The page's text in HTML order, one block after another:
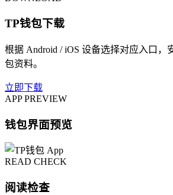
TP钱包下载
根据 Android / iOS 设备选择对应入口，
包资料。
立即下载
APP PREVIEW
钱包界面预览
READ CHECK
阅读检查